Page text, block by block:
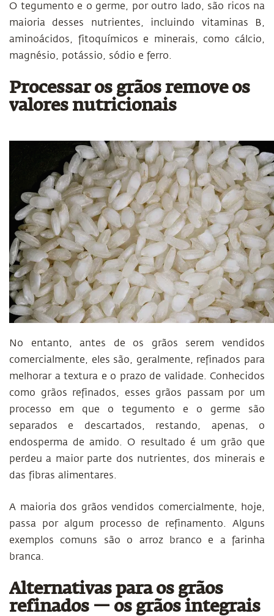
O tegumento e o germe, por outro lado, são ricos na
maioria desses nutrientes, incluindo vitaminas B,
aminoácidos, fitoquímicos e minerais, como cálcio,
magnésio, potássio, sódio e ferro.
Processar os grãos remove os
valores nutricionais
No entanto, antes de os grãos serem vendidos
comercialmente, eles são, geralmente, refinados para
melhorar a textura e o prazo de validade. Conhecidos
como grãos refinados, esses grãos passam por um
processo em que o tegumento e o germe são
separados e descartados, restando, apenas, o
endosperma de amido. O resultado é um grão que
perdeu a maior parte dos nutrientes, dos minerais e
das fibras alimentares.
A maioria dos grãos vendidos comercialmente, hoje,
passa por algum processo de refinamento. Alguns
exemplos comuns são o arroz branco e a farinha
branca.
Alternativas para os grãos
refinados — os grãos integrais